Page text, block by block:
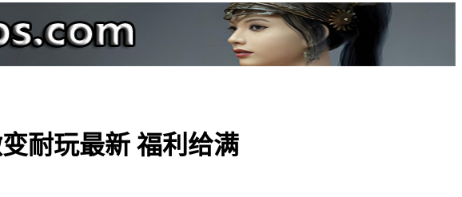
耐玩最新 福利给满